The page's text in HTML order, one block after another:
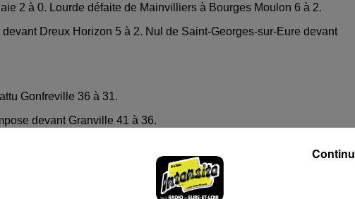
2 à 0. Lourde défaite de Mainvilliers à Bourges Moulon 6 à 2.
Dreux Horizon 5 à 2. Nul de Saint-Georges-sur-Eure devant
Gonfreville 36 à 31.
devant Granville 41 à 36.
se sépare sur une score de parité 29-29.
à 72 l'un des plus mauvais match de la saison pour les Orléans.